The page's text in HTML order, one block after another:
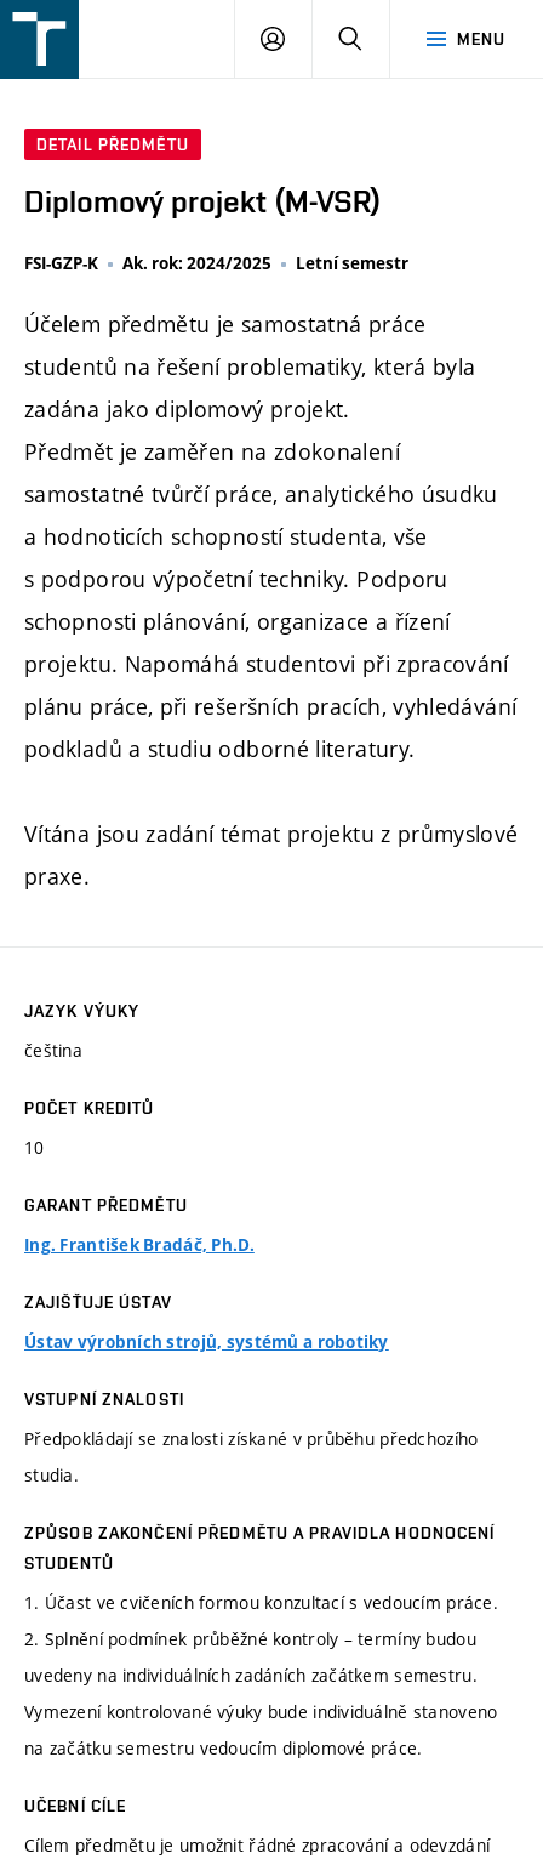
v
MENU
PŘIHLÁŠENÍ
DETAIL PŘEDMĚTU
Diplomový projekt (M-VSR)
FSI-GZP-K Ak. rok: 2024/2025 Letní semestr
Účelem předmětu je samostatná práce
studentů na řešení problematiky, která byla
zadána jako diplomový projekt.
Předmět je zaměřen na zdokonalení
samostatné tvůrčí práce, analytického úsudku
a hodnoticích schopností studenta, vše
s podporou výpočetní techniky. Podporu
schopnosti plánování, organizace a řízení
projektu. Napomáhá studentovi při zpracování
plánu práce, při rešeršních pracích, vyhledávání
podkladů a studiu odborné literatury.
Vítána jsou zadání témat projektu z průmyslové
praxe.
JAZYK VÝUKY
čeština
POČET KREDITŮ
10
GARANT PŘEDMĚTU
Ing. František Bradáč, Ph.D.
ZAJIŠŤUJE ÚSTAV
Ústav výrobních strojů, systémů a robotiky
VSTUPNÍ ZNALOSTI
Předpokládají se znalosti získané v průběhu předchozího
studia.
ZPŮSOB ZAKONČENÍ PŘEDMĚTU A PRAVIDLA HODNOCENÍ
STUDENTŮ
1. Účast ve cvičeních formou konzultací s vedoucím práce.
2. Splnění podmínek průběžné kontroly – termíny budou
uvedeny na individuálních zadáních začátkem semestru.
Vymezení kontrolované výuky bude individuálně stanoveno
na začátku semestru vedoucím diplomové práce.
UČEBNÍ CÍLE
Cílem předmětu je umožnit řádné zpracování a odevzdání